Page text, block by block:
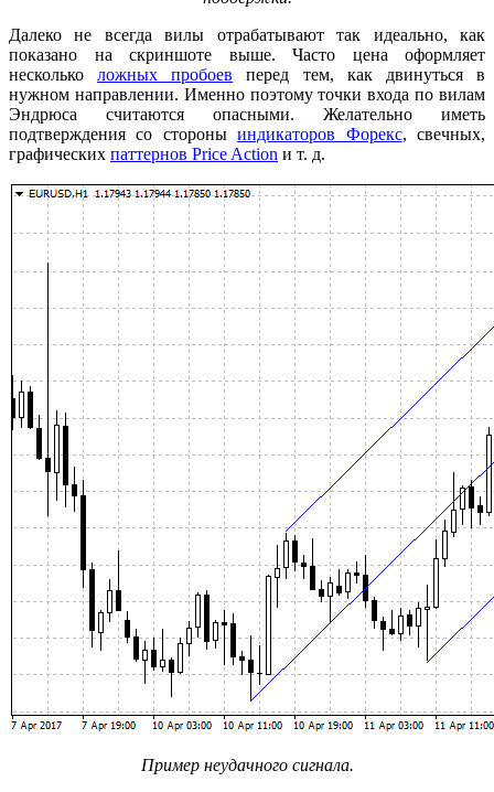
Далеко не всегда вилы отрабатывают так идеально, как
показано на скриншоте выше. Часто цена оформляет
нескольколожных пробоев перед тем, как двинуться в
нужном направлении. Именно поэтому точки входа по вилам
Эндрюса считаются опасными. Желательно иметь
подтверждения со стороныиндикаторов Форекс, свечных,
графических паттернов Price Action и т. д.
Пример неудачного сигнала.